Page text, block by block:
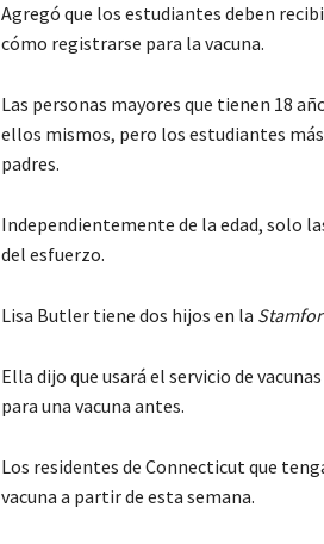
Agregó que los estudiantes deben
cómo registrarse para la vacuna.
Las personas mayores que tienen 18
ellos mismos, pero los estudiantes
padres.
Independientemente de la edad, solo
del esfuerzo.
Lisa Butler tiene dos hijos en la
Ella dijo que usará el servicio de
para una vacuna antes.
Los residentes de Connecticut que
vacuna a partir de esta semana.